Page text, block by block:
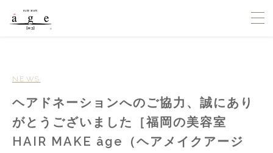
NEWS
ヘアドネーションへのご協力、誠にあり
がとうございました［福岡の美容室
HAIR MAKE âge（ヘアメイクアージ